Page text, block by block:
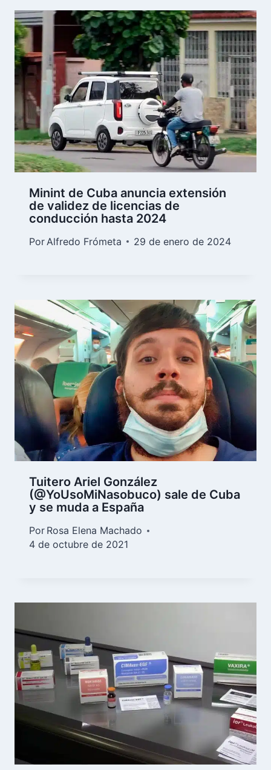
Minint de Cuba anuncia extensión
de validez de licencias de
conducción hasta 2024
Por Alfredo Frómeta 29 de enero de 2024
Tuitero Ariel González
(@YoUsoMiNasobuco) sale de Cuba
y se muda a España
Por Rosa Elena Machado
4 de octubre de 2021